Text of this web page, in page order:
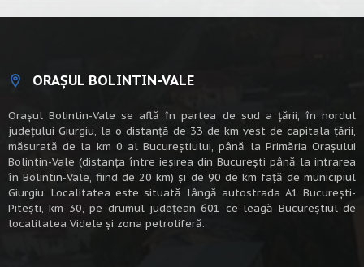
ORAȘUL BOLINTIN-VALE
Oraşul Bolintin-Vale se află în partea de sud a ţării, în nordul
judeţului Giurgiu, la o distanţă de 33 de km vest de capitala țării,
măsurată de la km 0 al Bucureștiului, până la Primăria Orașului
Bolintin-Vale (distanța între ieșirea din București până la intrarea
în Bolintin-Vale, fiind de 20 km) şi de 90 de km faţă de municipiul
Giurgiu. Localitatea este situată lângă autostrada A1 Bucureşti-
Piteşti, km 30, pe drumul judeţean 601 ce leagă Bucureştiul de
localitatea Videle şi zona petroliferă.